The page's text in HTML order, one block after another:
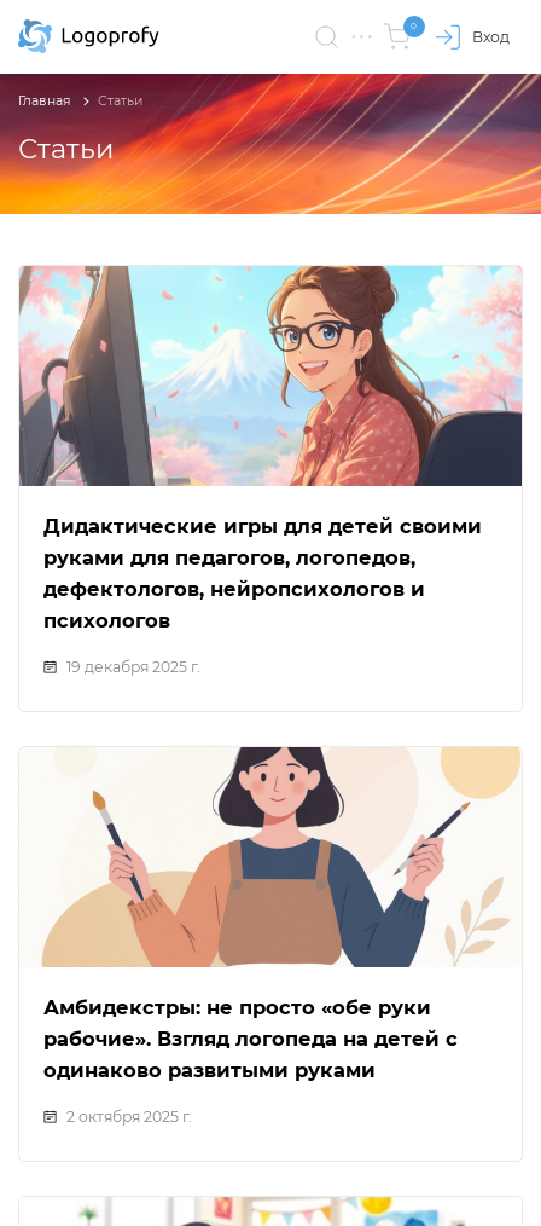
0
Вход
Статьи
Главная Статьи
Дидактические игры для детей своими
руками для педагогов, логопедов,
дефектологов, нейропсихологов и
психологов
19 декабря 2025 г.
Амбидекстры: не просто «обе руки
рабочие». Взгляд логопеда на детей с
одинаково развитыми руками
2 октября 2025 г.